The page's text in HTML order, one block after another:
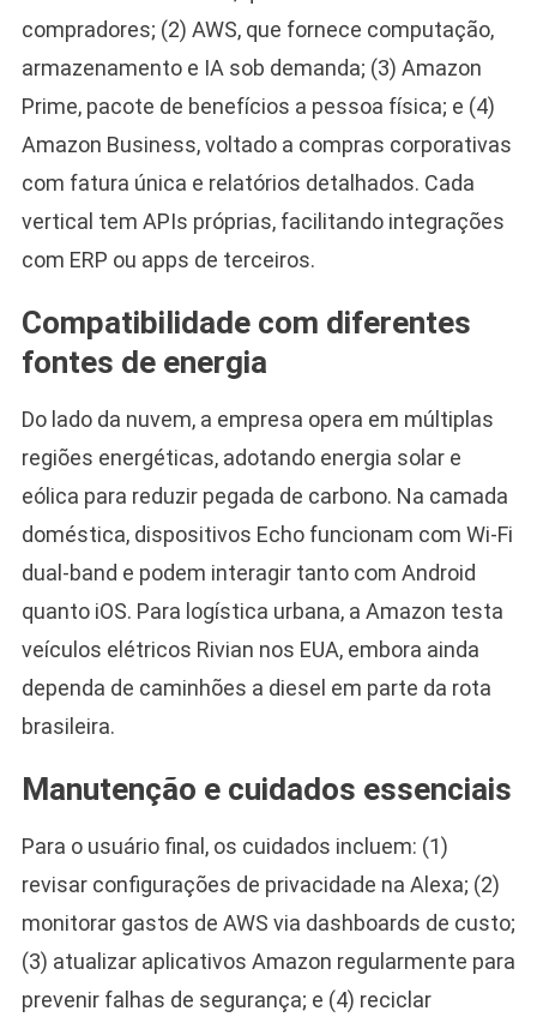
compradores; (2) AWS, que fornece computação,
armazenamento e IA sob demanda; (3) Amazon
Prime, pacote de benefícios a pessoa física; e (4)
Amazon Business, voltado a compras corporativas
com fatura única e relatórios detalhados. Cada
vertical tem APIs próprias, facilitando integrações
com ERP ou apps de terceiros.
Compatibilidade com diferentes
fontes de energia
Do lado da nuvem, a empresa opera em múltiplas
regiões energéticas, adotando energia solar e
eólica para reduzir pegada de carbono. Na camada
doméstica, dispositivos Echo funcionam com Wi-Fi
dual-band e podem interagir tanto com Android
quanto iOS. Para logística urbana, a Amazon testa
veículos elétricos Rivian nos EUA, embora ainda
dependa de caminhões a diesel em parte da rota
brasileira.
Manutenção e cuidados essenciais
Para o usuário final, os cuidados incluem: (1)
revisar configurações de privacidade na Alexa; (2)
monitorar gastos de AWS via dashboards de custo;
(3) atualizar aplicativos Amazon regularmente para
prevenir falhas de segurança; e (4) reciclar